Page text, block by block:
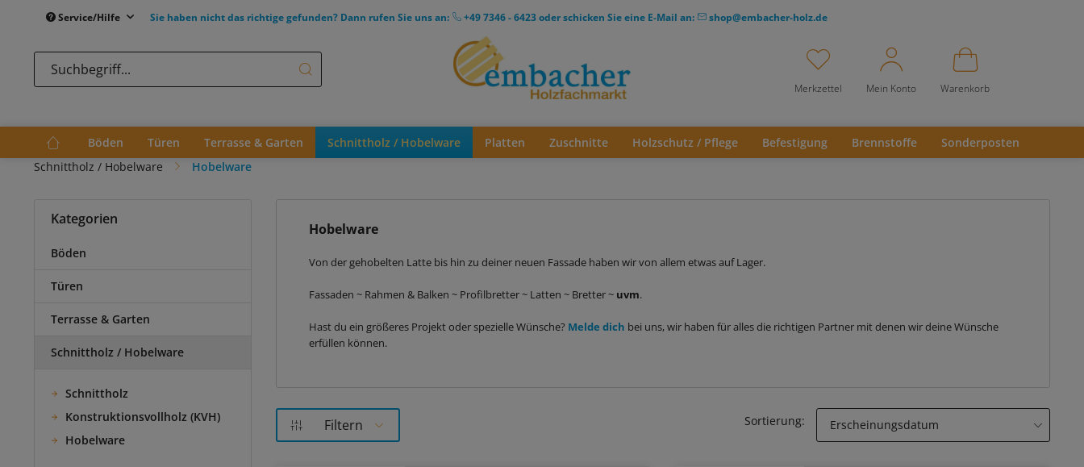
Service/Hilfe Sie haben nicht das richtige gefunden? Dann rufen Sie uns an: +49 7346 - 6423oder schicken Sie eine E-Mail an: shop@embacher-holz.de
Merkzettel Mein Konto Warenkorb
Böden Türen Terrasse & Garten Schnittholz / Hobelware Platten Zuschnitte Holzschutz / Pflege Befestigung Brennstoffe
Sonderposten
Schnittholz / Hobelware
Hobelware
Kategorien
Böden
Türen
Terrasse & Garten
Schnittholz / Hobelware
Schnittholz
Konstruktionsvollholz (KVH)
Hobelware
Hobelware
Von der gehobelten Latte bis hin zu deiner neuen Fassade haben wir von allem etwas auf Lager.
Fassaden ~ Rahmen & Balken ~ Profilbretter ~ Latten ~ Bretter ~ uvm.
Hast du ein größeres Projekt oder spezielle Wünsche? Melde dich bei uns, wir haben für alles die richtigen Partner mit denen wir deine Wünsche
erfüllen können.
Filtern Sortierung: